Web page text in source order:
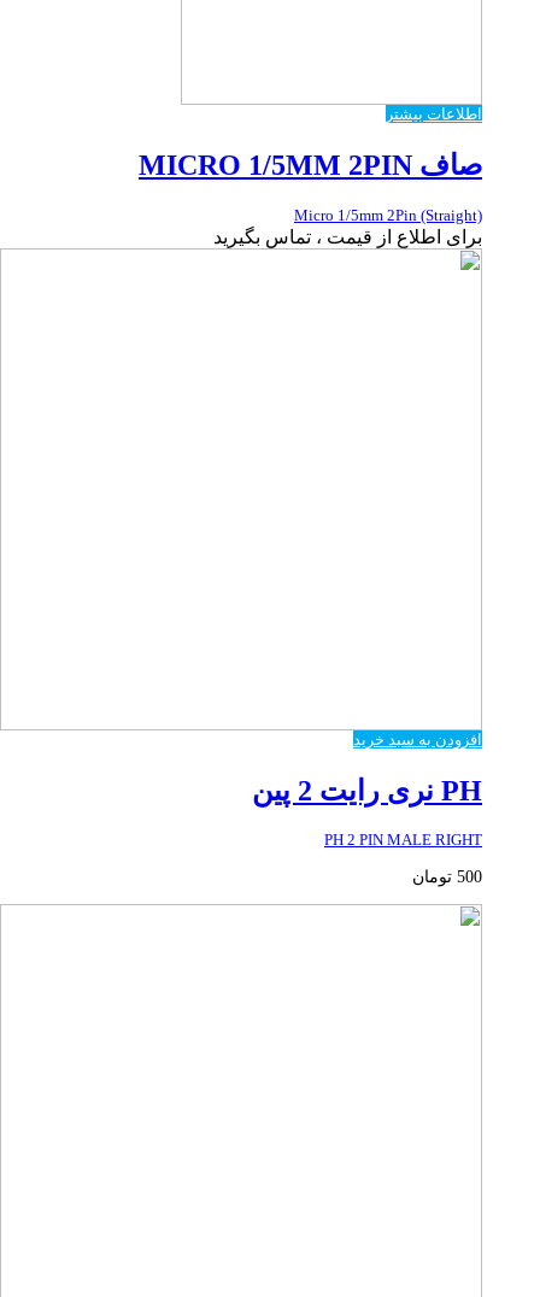
اطلاعات بیشتر
صاف MICRO 1/5MM 2PIN
Micro 1/5mm 2Pin (Straight)
برای اطلاع از قیمت ، تماس بگیرید
افزودن به سبد خرید
PH نری رایت 2 پین
PH 2 PIN MALE RIGHT
500 تومان